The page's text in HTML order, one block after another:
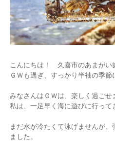
こんにちは！ 久喜市のあまがい
ＧＷも過ぎ、すっかり半袖の季節
みなさんはＧＷは、楽しく過ごせ
私は、一足早く海に遊びに行って
まだ水が冷たくて泳げませんが
ました。